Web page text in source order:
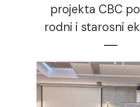
projekta CBC
rodni i starosni